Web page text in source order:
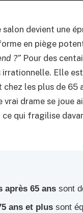
devient une
en piège
?” Pour des
irrationnelle. Elle
chez les plus de 65
drame se joue
qui fragilise
après 65 ans sont
ans et plus sont